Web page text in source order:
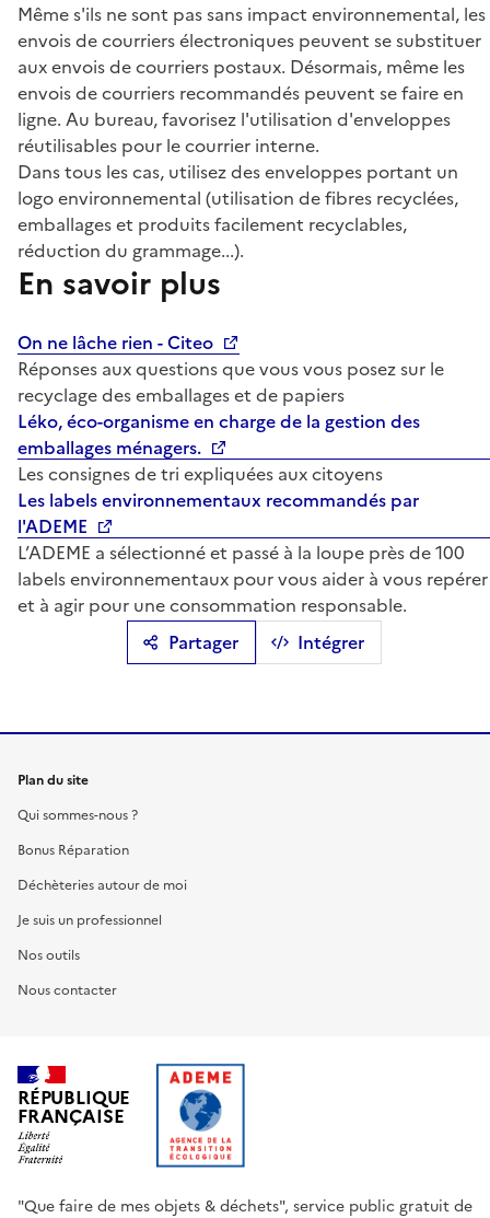
Partager Intégrer
Même s'ils ne sont pas sans impact environnemental, les
envois de courriers électroniques peuvent se substituer
aux envois de courriers postaux. Désormais, même les
envois de courriers recommandés peuvent se faire en
ligne. Au bureau, favorisez l'utilisation d'enveloppes
réutilisables pour le courrier interne.
Dans tous les cas, utilisez des enveloppes portant un
logo environnemental (utilisation de fibres recyclées,
emballages et produits facilement recyclables,
réduction du grammage...).
En savoir plus
On ne lâche rien - Citeo
Réponses aux questions que vous vous posez sur le
recyclage des emballages et de papiers
Léko, éco-organisme en charge de la gestion des
emballages ménagers.
Les consignes de tri expliquées aux citoyens
Les labels environnementaux recommandés par
l'ADEME
L’ADEME a sélectionné et passé à la loupe près de 100
labels environnementaux pour vous aider à vous repérer
et à agir pour une consommation responsable.
Plan du site
Qui sommes-nous ?
Bonus Réparation
Déchèteries autour de moi
Je suis un professionnel
Nos outils
Nous contacter
RÉPUBLIQUE
FRANÇAISE
"Que faire de mes objets & déchets", service public gratuit de